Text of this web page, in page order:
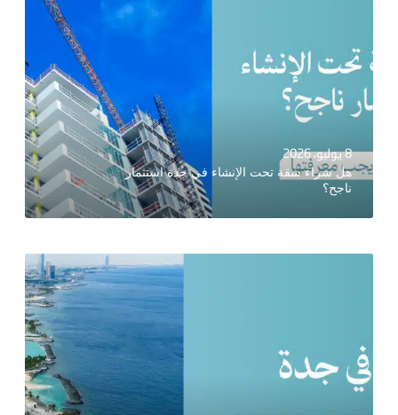
8 يوليو، 2026
هل شراء شقة تحت الإنشاء في جدة استثمار
ناجح؟